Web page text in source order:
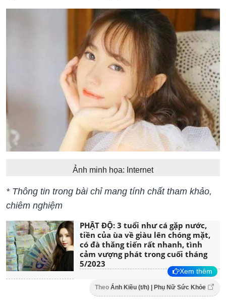
Ảnh minh họa: Internet
* Thông tin trong bài chỉ mang tính chất tham khảo,
chiêm nghiệm
PHẬT ĐỘ: 3 tuổi như cá gặp nước,
tiền của ùa về giàu lên chóng mặt,
có đà thăng tiến rất nhanh, tình
cảm vượng phát trong cuối tháng
5/2023
Xem thêm
Theo Ánh Kiều (t/h) | Phụ Nữ Sức Khỏe